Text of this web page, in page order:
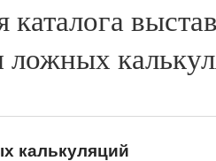
каталога
калькуляций